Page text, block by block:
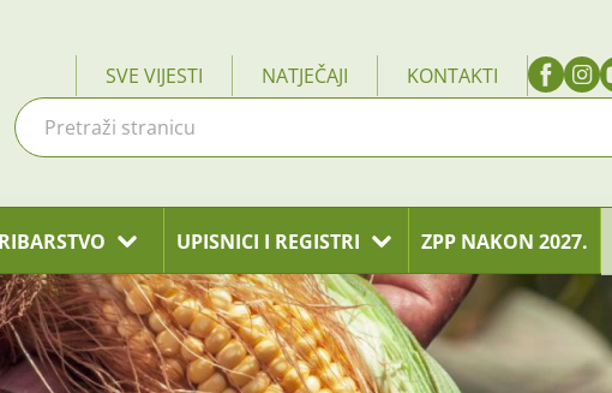
SVE VIJESTI NATJEČAJI KONTAKTI
RIBARSTVO UPISNICI I REGISTRI ZPP NAKON 2027.